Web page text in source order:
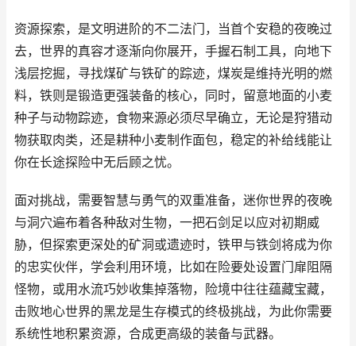
资源探索，是文明进阶的不二法门，当首个安稳的夜晚过
去，世界的真容才逐渐向你展开，手握石制工具，向地下
浅层挖掘，寻找煤矿与铁矿的踪迹，煤炭是维持光明的燃
料，铁则是锻造更强装备的核心，同时，留意地面的小麦
种子与动物踪迹，食物来源必须尽早确立，无论是狩猎动
物获取肉类，还是耕种小麦制作面包，稳定的补给线能让
你在长途探险中无后顾之忧。
面对挑战，需要智慧与勇气的双重准备，迷你世界的夜晚
与洞穴遍布着各种敌对生物，一把石剑足以应对初期威
胁，但探索更深处的矿洞或遗迹时，铁甲与铁剑将成为你
的忠实伙伴，学会利用环境，比如在险要处设置门扉阻隔
怪物，或用水流巧妙收集掉落物，险境中往往蕴藏宝藏，
击败地心世界的黑龙是生存模式的终极挑战，为此你需要
系统性地积累资源，合成更高级的装备与武器。